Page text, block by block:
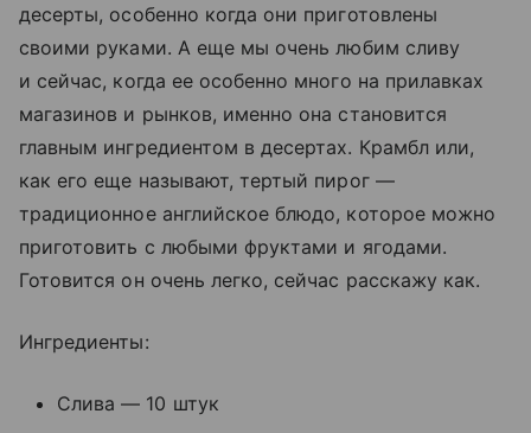
десерты, особенно когда они приготовлены
своими руками. А еще мы очень любим сливу
и сейчас, когда ее особенно много на прилавках
магазинов и рынков, именно она становится
главным ингредиентом в десертах. Крамбл или,
как его еще называют, тертый пирог —
традиционное английское блюдо, которое можно
приготовить с любыми фруктами и ягодами.
Готовится он очень легко, сейчас расскажу как.
Ингредиенты:
Слива — 10 штук